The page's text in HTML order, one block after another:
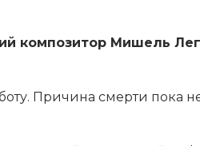
композитор Мишель
Причина смерти пока